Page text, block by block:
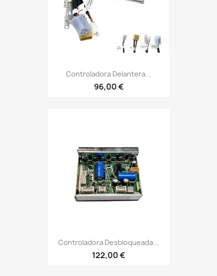
Controladora Delantera...
96,00 €
Controladora Desbloqueada...
122,00 €